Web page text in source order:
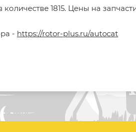
1815. Цены на
- https://rotor-plus.ru/autocat